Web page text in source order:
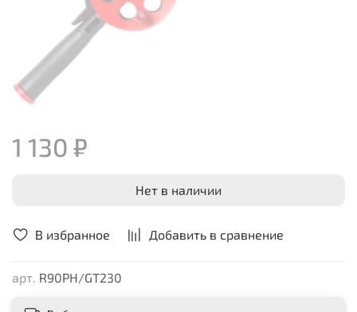
В избранное Добавить в сравнение
арт. R90PH/GT230
1 130 ₽
Нет в наличии